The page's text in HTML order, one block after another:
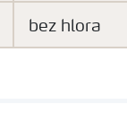
bez hlora